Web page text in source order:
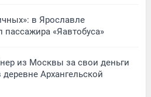
в Ярославле
«Яавтобуса»
из Москвы за свои деньги
Архангельской